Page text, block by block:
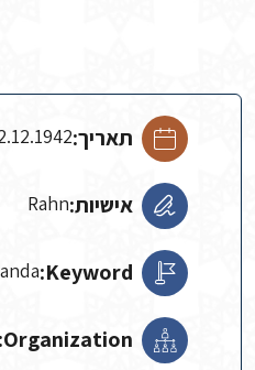
תאריך:
אישיות:Rahn
Keyword:
Organization: